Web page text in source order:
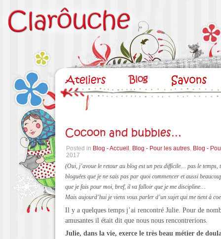
Cocoon and bubbles…
Posted in Blog - Accueil , Blog - Pour les autres, Blog -
2017
(Oui, j’avoue le retour au blog est un peu difficile… pas le temps,
bloguées que je ne sais pas par quoi commencer et aussi
que je fais pour moi, bref, il va falloir que je me discipline…
Mais aujourd’hui je viens vous parler d’un sujet qui me tient à
Il y a quelques temps j’ai rencontré Julie. Pour de
amusantes il était dit que nous nous rencontrerions.
Julie, dans la vie, exerce le très beau métier de